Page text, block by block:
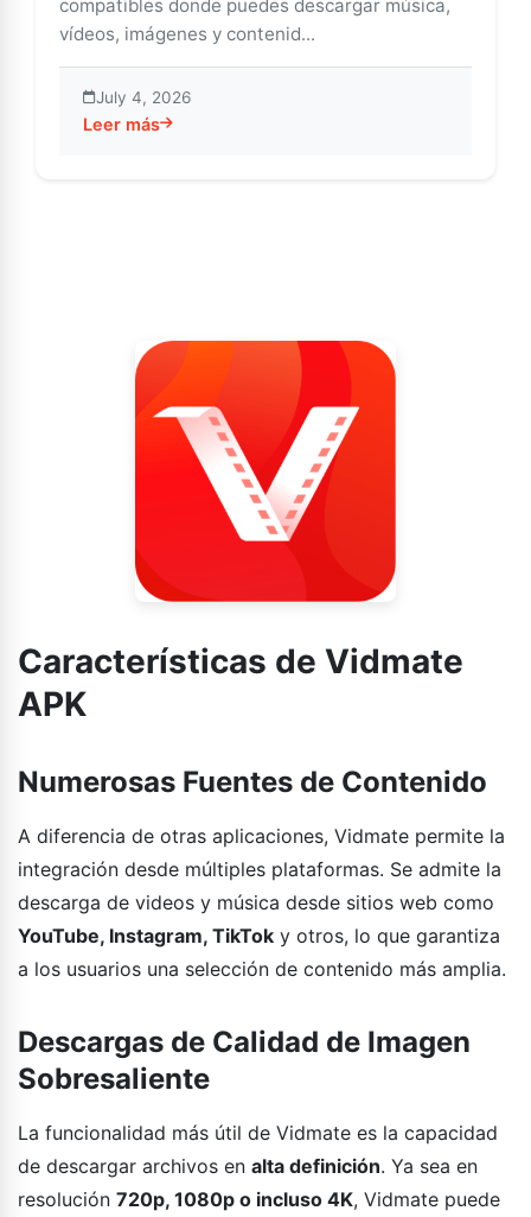
compatibles donde puedes descargar música,
vídeos, imágenes y contenid...
July 4, 2026
Leer más
about Descubre la experiencia multimedia definitiva
Características de Vidmate
APK
Numerosas Fuentes de Contenido
A diferencia de otras aplicaciones, Vidmate permite la
integración desde múltiples plataformas. Se admite la
descarga de videos y música desde sitios web como
YouTube, Instagram, TikTok y otros, lo que garantiza
a los usuarios una selección de contenido más amplia.
Descargas de Calidad de Imagen
Sobresaliente
La funcionalidad más útil de Vidmate es la capacidad
de descargar archivos en alta definición. Ya sea en
resolución 720p, 1080p o incluso 4K, Vidmate puede